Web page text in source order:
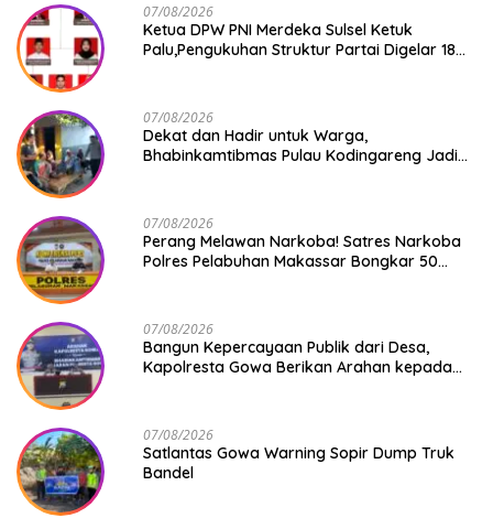
07/08/2026
Ketua DPW PNI Merdeka Sulsel Ketuk
Palu,Pengukuhan Struktur Partai Digelar 18
07/08/2026
Dekat dan Hadir untuk Warga,
Bhabinkamtibmas Pulau Kodingareng Jadi
07/08/2026
Perang Melawan Narkoba! Satres Narkoba
Polres Pelabuhan Makassar Bongkar 50
07/08/2026
Bangun Kepercayaan Publik dari Desa,
Kapolresta Gowa Berikan Arahan kepada
07/08/2026
Satlantas Gowa Warning Sopir Dump Truk
Bandel